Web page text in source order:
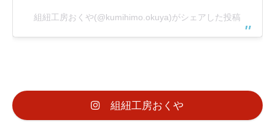
組紐工房おくや(@kumihimo.okuya)がシェアした投稿
組紐工房おくや